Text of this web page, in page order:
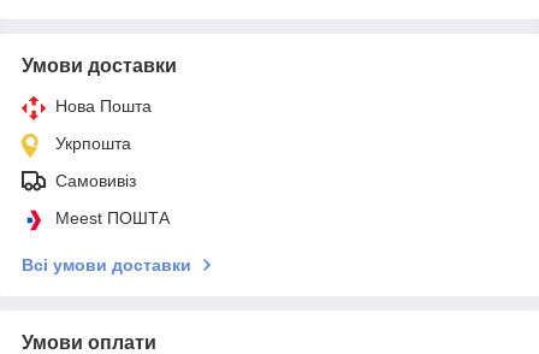
Умови доставки
Нова Пошта
Укрпошта
Самовивіз
Meest ПОШТА
Всі умови доставки
Умови оплати